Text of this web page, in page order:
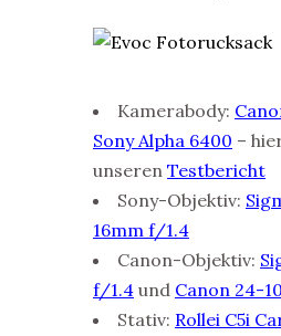
Kamerabody:
Sony Alpha 6400 –
unseren Testbericht
Sony-Objektiv:
16mm f/1.4
Canon-Objektiv:
f/1.4 und Canon 24-
Stativ: Rollei C5i